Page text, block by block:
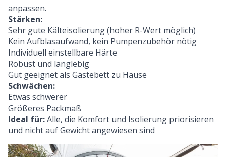
anpassen.
Stärken:
Sehr gute Kälteisolierung (hoher R-Wert möglich)
Kein Aufblasaufwand, kein Pumpenzubehör nötig
Individuell einstellbare Härte
Robust und langlebig
Gut geeignet als Gästebett zu Hause
Schwächen:
Etwas schwerer
Größeres Packmaß
Ideal für:Alle, die Komfort und Isolierung priorisieren
und nicht auf Gewicht angewiesen sind